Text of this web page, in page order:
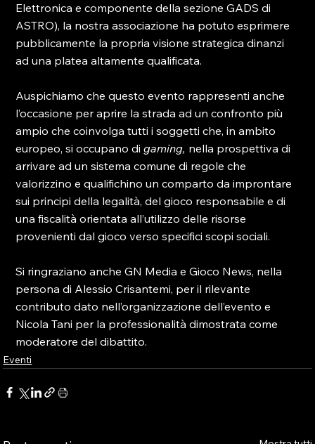
Elettronica e componente della sezione GADS di
ASTRO), la nostra associazione ha potuto esprimere
pubblicamente la propria visione strategica dinanzi
ad una platea altamente qualificata.
Auspichiamo che questo evento rappresenti anche
l’occasione per aprire la strada ad un confronto più
ampio che coinvolga tutti i soggetti che, in ambito
europeo, si occupano di gaming, nella prospettiva di
arrivare ad un sistema comune di regole che
valorizzino e qualifichino un comparto da improntare
sui principi della legalità, del gioco responsabile e di
una fiscalità orientata all’utilizzo delle risorse
provenienti dal gioco verso specifici scopi sociali.
Si ringraziano anche GN Media e Gioco News, nella
persona di Alessio Crisantemi, per il rilevante
contributo dato nell’organizzazione dell’evento e
Nicola Tani per la professionalità dimostrata come
moderatore del dibattito.
Eventi